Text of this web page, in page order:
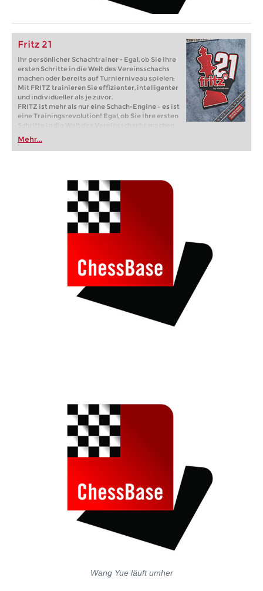
Fritz 21
Ihr persönlicher Schachtrainer - Egal, ob Sie Ihre
ersten Schritte in die Welt des Vereinsschachs
machen oder bereits auf Turnierniveau spielen:
Mit FRITZ trainieren Sie effizienter, intelligenter
und individueller als je zuvor.
FRITZ ist mehr als nur eine Schach-Engine – es ist
eine Trainingsrevolution! Egal, ob Sie Ihre ersten
Schritte in die Welt des Vereinsschachs machen
oder bereits auf Turnierniveau spielen: Mit
FRITZ trainieren Sie effizienter, intelligenter und
individueller als je zuvor.
Mehr...
Wang Yue läuft umher